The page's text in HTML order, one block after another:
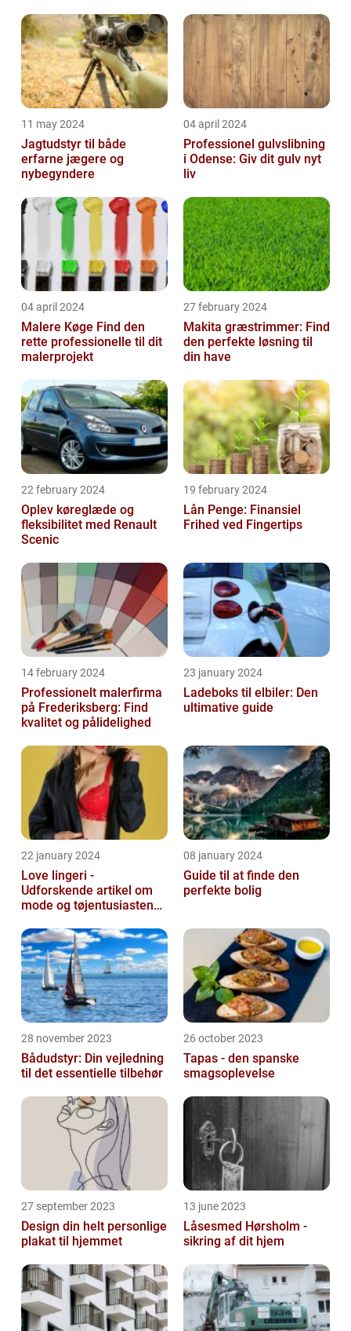
11 may 2024
Jagtudstyr til både
erfarne jægere og
nybegyndere
04 april 2024
Professionel gulvslibning
i Odense: Giv dit gulv nyt
liv
04 april 2024
Malere Køge Find den
rette professionelle til dit
malerprojekt
27 february 2024
Makita græstrimmer: Find
den perfekte løsning til
din have
22 february 2024
Oplev køreglæde og
fleksibilitet med Renault
Scenic
19 february 2024
Lån Penge: Finansiel
Frihed ved Fingertips
14 february 2024
Professionelt malerfirma
på Frederiksberg: Find
kvalitet og pålidelighed
23 january 2024
Ladeboks til elbiler: Den
ultimative guide
22 january 2024
Love lingeri -
Udforskende artikel om
mode og tøjentusiastens
08 january 2024
Guide til at finde den
perfekte bolig
28 november 2023
Bådudstyr: Din vejledning
til det essentielle tilbehør
26 october 2023
Tapas - den spanske
smagsoplevelse
27 september 2023
Design din helt personlige
plakat til hjemmet
13 june 2023
Låsesmed Hørsholm -
sikring af dit hjem